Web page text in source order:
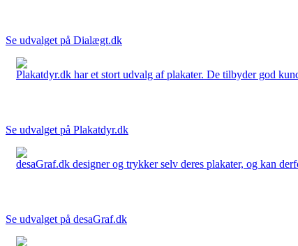
Se udvalget på Dialægt.dk
Plakatdyr.dk har et stort udvalg af plakater. De tilbyder god
Se udvalget på Plakatdyr.dk
desaGraf.dk designer og trykker selv deres plakater, og kan
Se udvalget på desaGraf.dk